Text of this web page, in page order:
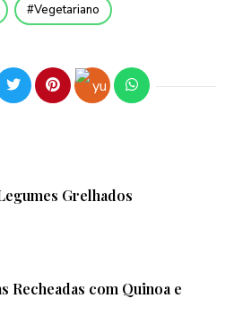
Vegetariano
Grelhados
Recheadas com Quinoa e